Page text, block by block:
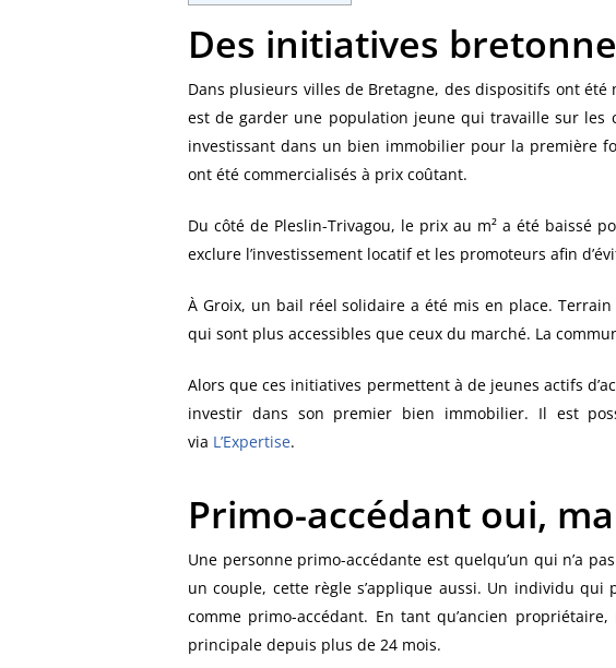
Des initiatives
Dans plusieurs villes de Bretagne, des dispositifs ont
est de garder une population jeune qui travaille sur les
investissant dans un bien immobilier pour la première
ont été commercialisés à prix coûtant.
Du côté de Pleslin-Trivagou, le prix au m² a été baissé
exclure l’investissement locatif et les promoteurs afin
À Groix, un bail réel solidaire a été mis en place.
qui sont plus accessibles que ceux du marché. La
Alors que ces initiatives permettent à de jeunes actifs
investir dans son premier bien immobilier. Il est
via L’Expertise.
Primo-accédant oui,
Une personne primo-accédante est quelqu’un qui n’a
un couple, cette règle s’applique aussi. Un individu
comme primo-accédant. En tant qu’ancien
principale depuis plus de 24 mois.